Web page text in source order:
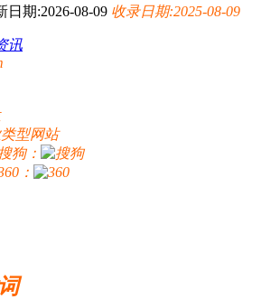
日期:2026-08-09 收录日期:2025-08-09
讯
型网站
狗：
：